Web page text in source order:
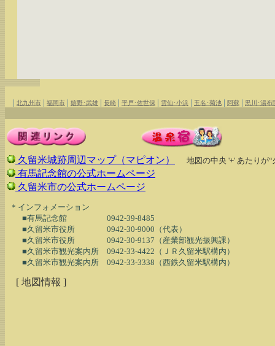
| 北九州市 | 福岡市 | 嬉野･武雄 | 長崎 | 平戸･佐世保 | 雲仙･小浜 | 玉名･菊池 | 阿蘇 | 黒川･湯布
久留米城跡周辺マップ（マピオン） 地図の中央 '+' あたりが
有馬記念館の公式ホームページ
久留米市の公式ホームページ
  ＊インフォメーション
■有馬記念館　　　　　0942-39-8485
■久留米市役所　　　　0942-30-9000（代表）
■久留米市役所　　　　0942-30-9137（産業部観光振興課）
■久留米市観光案内所　0942-33-4422（ＪＲ久留米駅構内）
[ 地図情報 ]